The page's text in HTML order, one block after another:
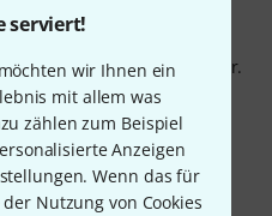
serviert!
wir Ihnen ein
mit allem was
zählen zum Beispiel
Anzeigen
Wenn das für
Nutzung von Cookies
ganz identisch, aber sie
als herkömmliche Eimer.
Guter Preis - Vielleicht
anders.
MELDEN